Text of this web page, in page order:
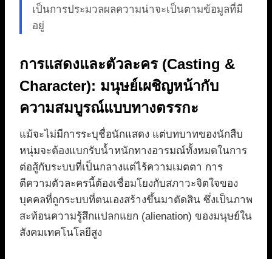
เป็นการประมวลผลความน่าจะเป็นตามข้อมูลที่มี
อยู่
การแสดงและตัวละคร (Casting &
Character): มนุษย์เผชิญหน้ากับ
ความสมบูรณ์แบบทางตรรกะ
แม้จะไม่มีการระบุชื่อนักแสดง แต่บทบาทของนักสืบ
หนุ่มจะต้องแบกรับน้ำหนักทางอารมณ์ทั้งหมดในการ
ต่อสู้กับระบบที่เป็นกลางแต่ไร้ความเมตตา การ
ตีความตัวละครนี้ต้องเชื่อมโยงกับสภาวะจิตใจของ
บุคคลที่ถูกระบบที่ตนเองสร้างขึ้นมาตัดสิน ซึ่งเป็นภาพ
สะท้อนความรู้สึกแปลกแยก (alienation) ของมนุษย์ใน
สังคมเทคโนโลยีสูง